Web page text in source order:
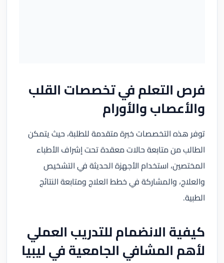
فرص التعلم في تخصصات القلب
والأعصاب والأورام
توفر هذه التخصصات خبرة متقدمة للطلبة، حيث يتمكن
الطالب من متابعة حالات معقدة تحت إشراف الأطباء
المختصين، استخدام الأجهزة الحديثة في التشخيص
والعلاج، والمشاركة في خطط العلاج ومتابعة النتائج
الطبية.
كيفية الانضمام للتدريب العملي
لأهم المشافي الجامعية في ليبيا